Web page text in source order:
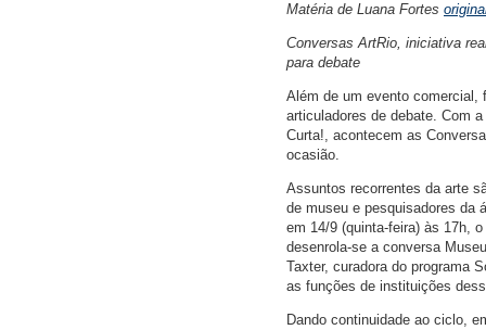
Matéria de Luana Fortes
Conversas ArtRio, iniciativa
para debate
Além de um evento comercial,
articuladores de debate. Com
Curta!, acontecem as
ocasião.
Assuntos recorrentes da arte
de museu e pesquisadores da
em 14/9 (quinta-feira) às 17h,
desenrola-se a conversa
Taxter, curadora do programa
as funções de instituições
Dando continuidade ao ciclo,